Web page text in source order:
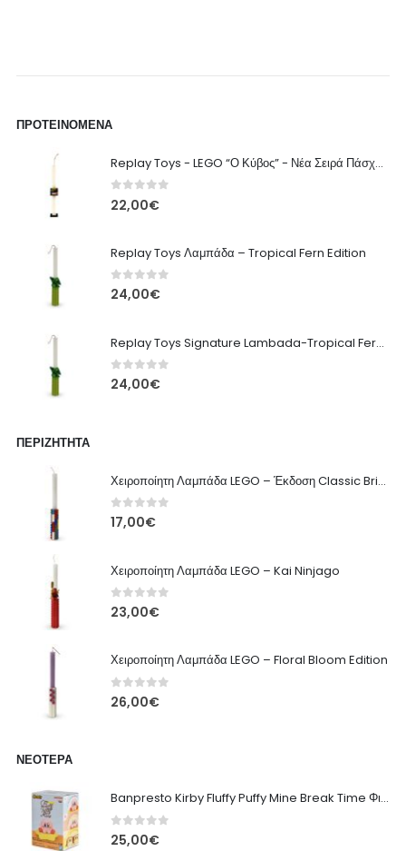
ΠΡΟΤΕΙΝΌΜΕΝΑ
Replay Toys - LEGO “Ο Κύβος” - Νέα Σειρά Πάσχα 2026 Λαμπάδα
0out of 5
22,00€
Replay Toys Λαμπάδα – Tropical Fern Edition
0 out of 5
24,00€
Replay Toys Signature Lambada-Tropical Fern edition 2026
0 out of 5
24,00€
ΠΕΡΙΖΉΤΗΤΑ
Χειροποίητη Λαμπάδα LEGO – Έκδοση Classic Brick
0out of 5
17,00€
Χειροποίητη Λαμπάδα LEGO – Kai Ninjago
0out of 5
23,00€
Χειροποίητη Λαμπάδα LEGO – Floral Bloom Edition
0out of 5
26,00€
ΝΕΌΤΕΡΑ
Banpresto Kirby Fluffy Puffy Mine Break Time Φιγούρα – Α' Έκδοση
0out of 5
25,00€